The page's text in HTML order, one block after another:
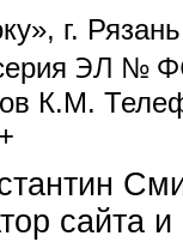
г.
ЭЛ №
К.М.
mail)
сайта